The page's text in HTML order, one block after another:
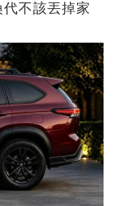
不該丟掉家